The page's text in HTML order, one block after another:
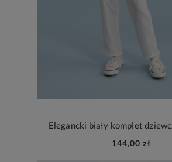
Elegancki biały komplet
144,00 zł